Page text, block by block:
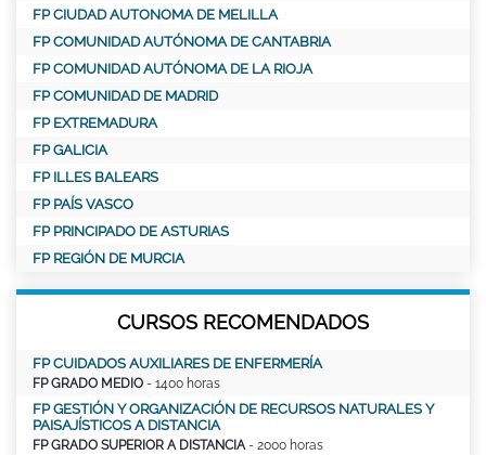
FP CIUDAD AUTONOMA DE MELILLA
FP COMUNIDAD AUTÓNOMA DE CANTABRIA
FP COMUNIDAD AUTÓNOMA DE LA RIOJA
FP COMUNIDAD DE MADRID
FP EXTREMADURA
FP GALICIA
FP ILLES BALEARS
FP PAÍS VASCO
FP PRINCIPADO DE ASTURIAS
FP REGIÓN DE MURCIA
CURSOS RECOMENDADOS
FP CUIDADOS AUXILIARES DE ENFERMERÍA
FP GRADO MEDIO - 1400 horas
FP GESTIÓN Y ORGANIZACIÓN DE RECURSOS NATURALES Y
PAISAJÍSTICOS A DISTANCIA
FP GRADO SUPERIOR A DISTANCIA- 2000 horas